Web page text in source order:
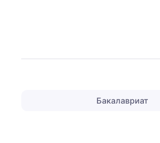
Бакалавриат